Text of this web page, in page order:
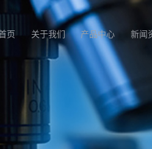
页 关于我们 产品中心 新闻